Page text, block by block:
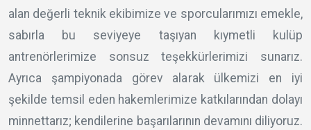
alan değerli teknik ekibimize ve sporcularımızı emekle,
sabırla bu seviyeye taşıyan kıymetli kulüp
antrenörlerimize sonsuz teşekkürlerimizi sunarız.
Ayrıca şampiyonada görev alarak ülkemizi en iyi
şekilde temsil eden hakemlerimize katkılarından dolayı
minnettarız; kendilerine başarılarının devamını diliyoruz.